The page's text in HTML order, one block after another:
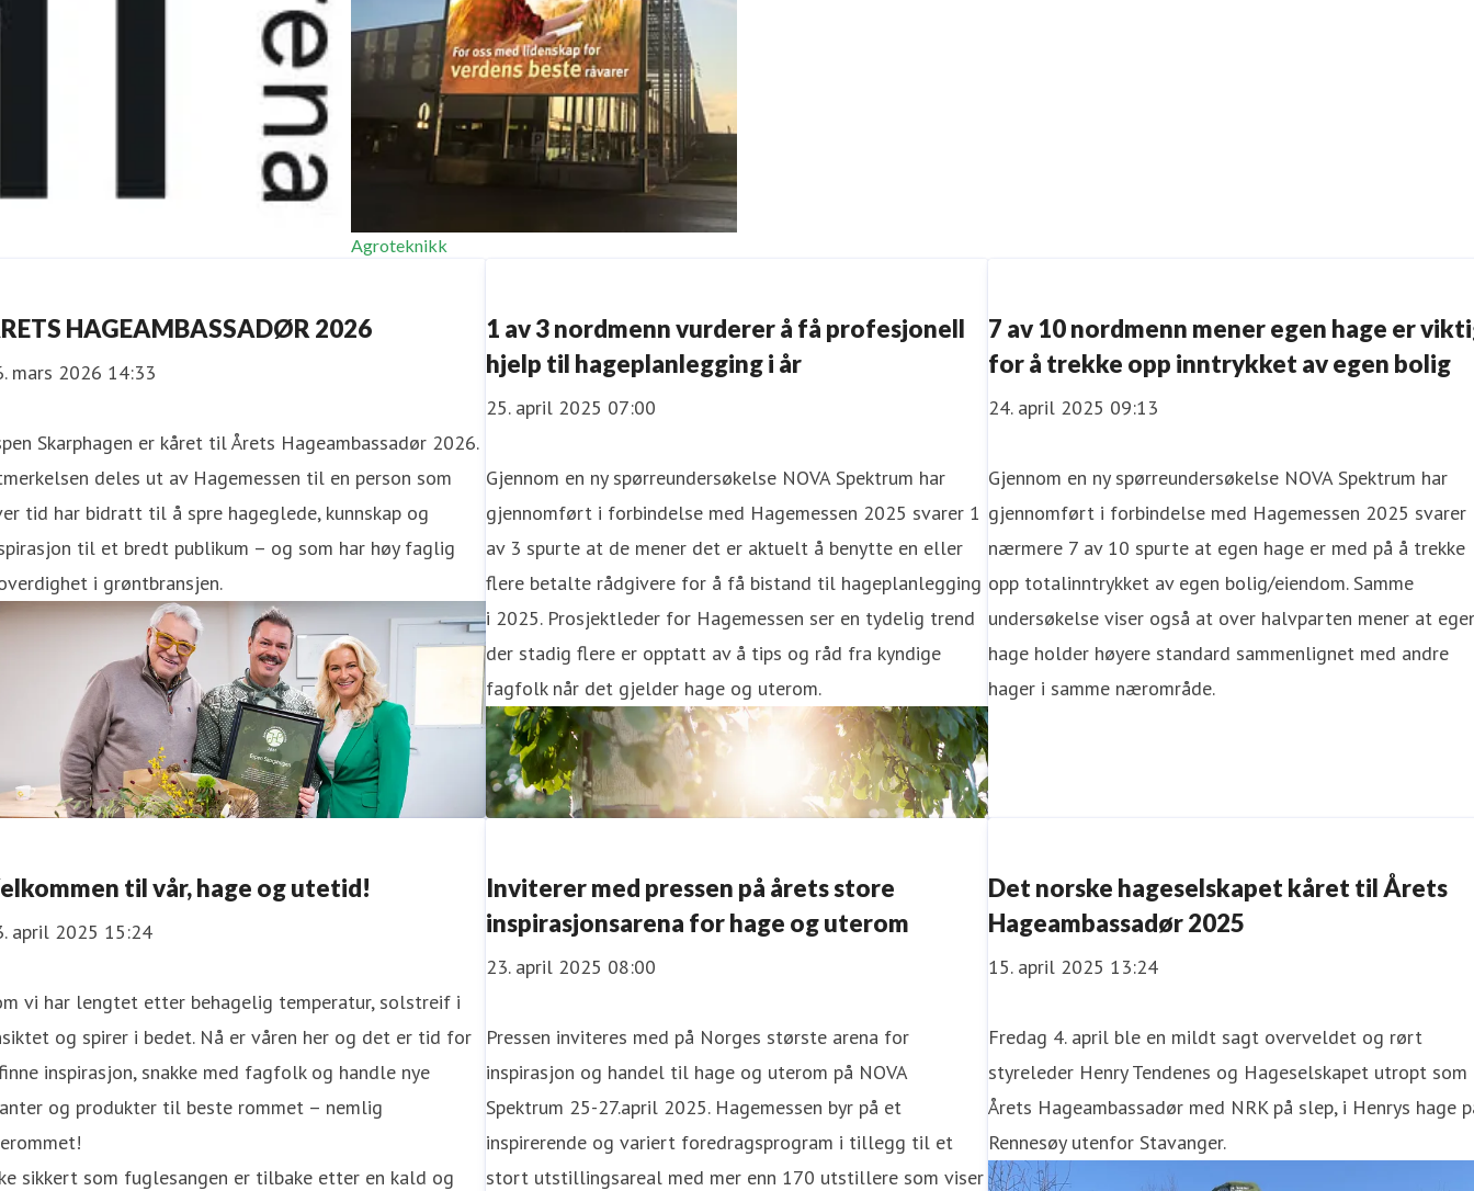
Agroteknikk
HAGEAMBASSADØR 2026
mars 2026 14:33
Skarphagen er kåret til Årets Hageambassadør 2026.
deles ut av Hagemessen til en person som
tid har bidratt til å spre hageglede, kunnskap og
til et bredt publikum – og som har høy faglig
i grøntbransjen.
1 av 3 nordmenn vurderer å få profesjonell
hjelp til hageplanlegging i år
25. april 2025 07:00
Gjennom en ny spørreundersøkelse NOVA Spektrum har
gjennomført i forbindelse med Hagemessen 2025 svarer 1
av 3 spurte at de mener det er aktuelt å benytte en eller
flere betalte rådgivere for å få bistand til hageplanlegging
i 2025. Prosjektleder for Hagemessen ser en tydelig trend
der stadig flere er opptatt av å tips og råd fra kyndige
fagfolk når det gjelder hage og uterom.
7 av 10 nordmenn mener egen hage er
for å trekke opp inntrykket av egen bolig
24. april 2025 09:13
Gjennom en ny spørreundersøkelse NOVA Spektrum har
gjennomført i forbindelse med Hagemessen 2025 svarer
nærmere 7 av 10 spurte at egen hage er med på å trekke
opp totalinntrykket av egen bolig/eiendom. Samme
undersøkelse viser også at over halvparten mener at
hage holder høyere standard sammenlignet med andre
hager i samme nærområde.
til vår, hage og utetid!
april 2025 15:24
vi har lengtet etter behagelig temperatur, solstreif i
og spirer i bedet. Nå er våren her og det er tid for
inspirasjon, snakke med fagfolk og handle nye
og produkter til beste rommet – nemlig
sikkert som fuglesangen er tilbake etter en kald og
Inviterer med pressen på årets store
inspirasjonsarena for hage og uterom
23. april 2025 08:00
Pressen inviteres med på Norges største arena for
inspirasjon og handel til hage og uterom på NOVA
Spektrum 25-27.april 2025. Hagemessen byr på et
inspirerende og variert foredragsprogram i tillegg til et
stort utstillingsareal med mer enn 170 utstillere som viser
Det norske hageselskapet kåret til Årets
Hageambassadør 2025
15. april 2025 13:24
Fredag 4. april ble en mildt sagt overveldet og rørt
styreleder Henry Tendenes og Hageselskapet utropt som
Årets Hageambassadør med NRK på slep, i Henrys hage
Rennesøy utenfor Stavanger.